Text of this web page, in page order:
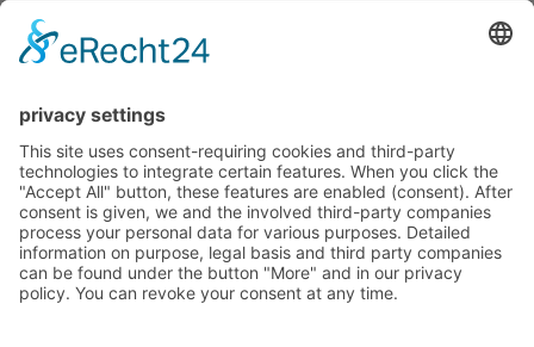
医专科董事局主席。
2016年，他获得欧洲兽医专科董事局杰出贡献奖。
即将开设的课程
无课程
版本说明